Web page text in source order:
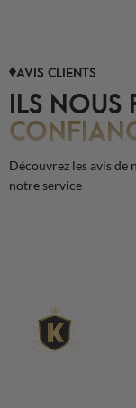
AVIS CLIENTS
ILS NOUS
Découvrez les avis de
notre service